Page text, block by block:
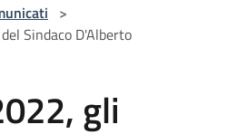
>
Sindaco D'Alberto
gli